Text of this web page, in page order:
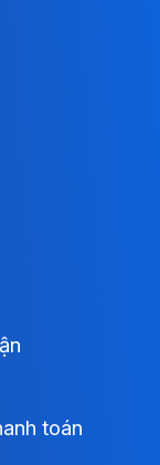
toán